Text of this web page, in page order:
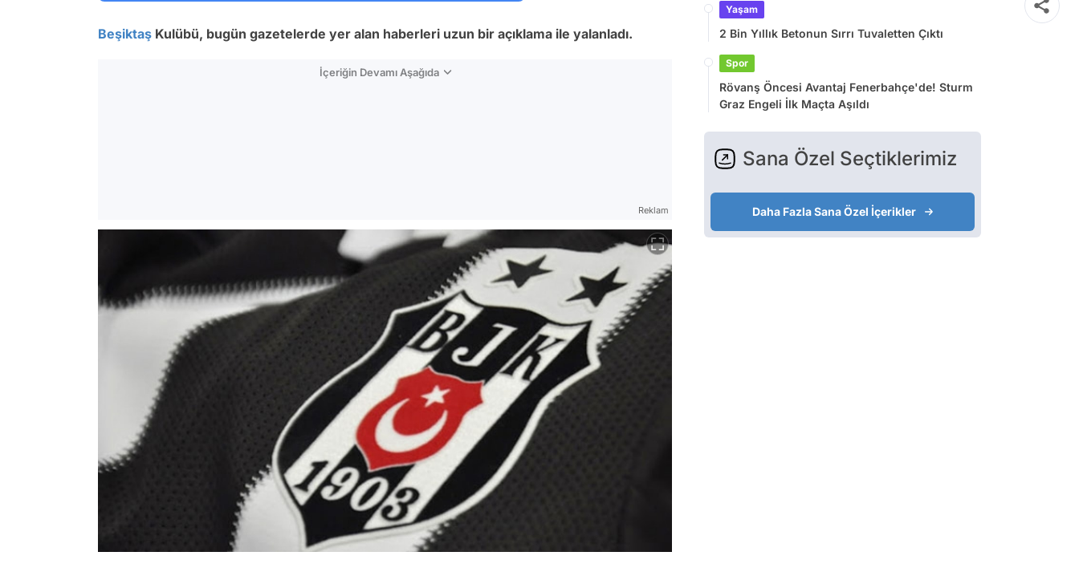
Beşiktaş Kulübü, bugün gazetelerde yer alan haberleri uzun bir açıklama ile yalanladı.
İçeriğin Devamı Aşağıda
Reklam
Yaşam
2 Bin Yıllık Betonun Sırrı Tuvaletten Çıktı
Spor
Rövanş Öncesi Avantaj Fenerbahçe'de! Sturm
Graz Engeli İlk Maçta Aşıldı
Sana Özel Seçtiklerimiz
Daha Fazla Sana Özel İçerikler